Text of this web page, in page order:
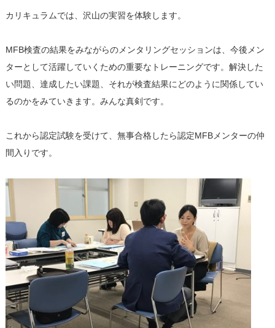
カリキュラムでは、沢山の実習を体験します。
MFB検査の結果をみながらのメンタリングセッションは、今後メン
ターとして活躍していくための重要なトレーニングです。解決した
い問題、達成したい課題、それが検査結果にどのように関係してい
るのかをみていきます。みんな真剣です。
これから認定試験を受けて、無事合格したら認定MFBメンターの仲
間入りです。